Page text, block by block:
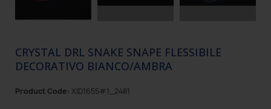
CRYSTAL DRL SNAKE SNAPE FLESSIBILE
DECORATIVO BIANCO/AMBRA
Product Code: XID1655#1_2481